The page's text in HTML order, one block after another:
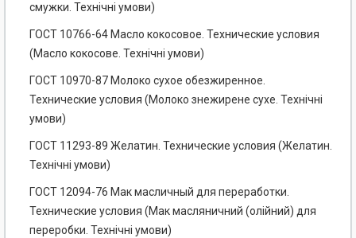
смужки. Технічні умови)
ГОСТ 10766-64 Масло кокосовое. Технические условия
(Масло кокосове. Технічні умови)
ГОСТ 10970-87 Молоко сухое обезжиренное.
Технические условия (Молоко знежирене сухе. Технічні
умови)
ГОСТ 11293-89 Желатин. Технические условия (Желатин.
Технічні умови)
ГОСТ 12094-76 Мак масличный для переработки.
Технические условия (Мак масляничний (олійний) для
переробки. Технічні умови)